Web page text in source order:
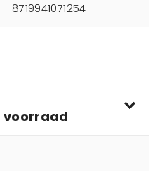
8719941071254
voorraad